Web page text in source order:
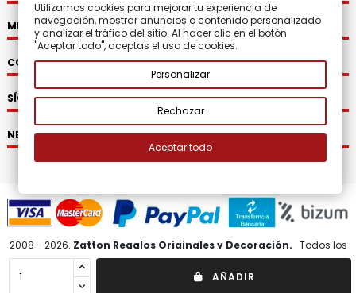
AÑADIR
MI CUENTA
CONTACTO
SÍGUENOS
NEWSLETTER
2008 - 2026. Zatton Regalos Originales y Decoración. Todos los
derechos reservados.
Utilizamos cookies para mejorar tu experiencia de
navegación, mostrar anuncios o contenido personalizado
y analizar el tráfico del sitio. Al hacer clic en el botón
"Aceptar todo", aceptas el uso de cookies.
Personalizar
Rechazar
Aceptar todo